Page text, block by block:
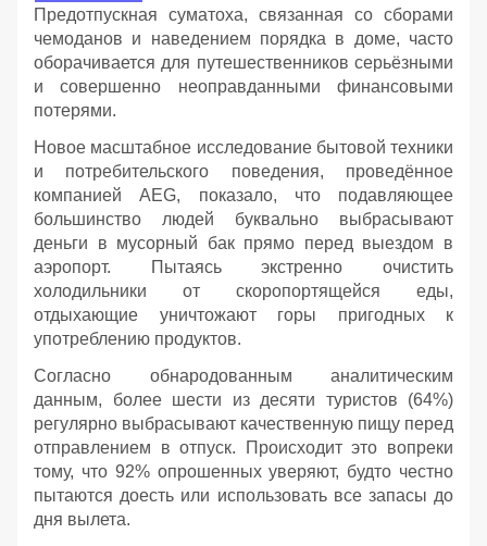
Предотпускная суматоха, связанная со сборами
чемоданов и наведением порядка в доме, часто
оборачивается для путешественников серьёзными
и совершенно неоправданными финансовыми
потерями.
Новое масштабное исследование бытовой техники
и потребительского поведения, проведённое
компанией AEG, показало, что подавляющее
большинство людей буквально выбрасывают
деньги в мусорный бак прямо перед выездом в
аэропорт. Пытаясь экстренно очистить
холодильники от скоропортящейся еды,
отдыхающие уничтожают горы пригодных к
употреблению продуктов.
Согласно обнародованным аналитическим
данным, более шести из десяти туристов (64%)
регулярно выбрасывают качественную пищу перед
отправлением в отпуск. Происходит это вопреки
тому, что 92% опрошенных уверяют, будто честно
пытаются доесть или использовать все запасы до
дня вылета.